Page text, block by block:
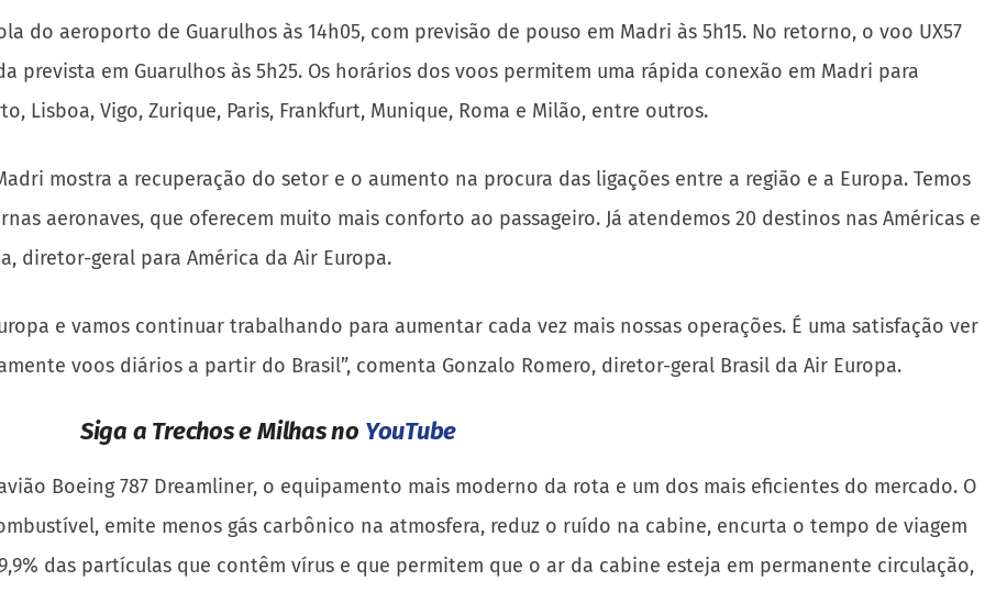
do aeroporto de Guarulhos às 14h05, com previsão de pouso em Madri às 5h15. No retorno, o voo UX57
prevista em Guarulhos às 5h25. Os horários dos voos permitem uma rápida conexão em Madri para
Lisboa, Vigo, Zurique, Paris, Frankfurt, Munique, Roma e Milão, entre outros.
mostra a recuperação do setor e o aumento na procura das ligações entre a região e a Europa. Temos
aeronaves, que oferecem muito mais conforto ao passageiro. Já atendemos 20 destinos nas Américas e
diretor-geral para América da Air Europa.
e vamos continuar trabalhando para aumentar cada vez mais nossas operações. É uma satisfação ver
voos diários a partir do Brasil”, comenta Gonzalo Romero, diretor-geral Brasil da Air Europa.
Siga a Trechos e Milhas no YouTube
Boeing 787 Dreamliner, o equipamento mais moderno da rota e um dos mais eficientes do mercado. O
emite menos gás carbônico na atmosfera, reduz o ruído na cabine, encurta o tempo de viagem
das partículas que contêm vírus e que permitem que o ar da cabine esteja em permanente circulação,